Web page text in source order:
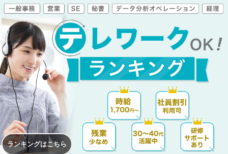
ランキングはこちら